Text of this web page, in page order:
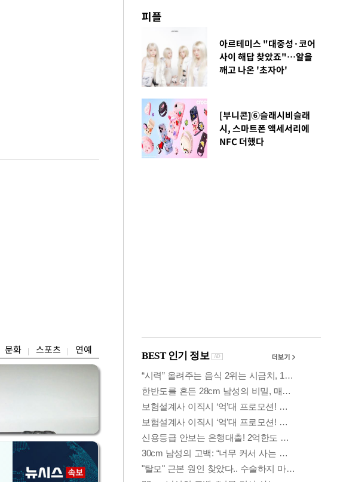
문화 스포츠 연예
피플
아르테미스 "대중성·코어
사이 해답 찾았죠"…알을
깨고 나온 '초자아'
[부니콘]⑥슬래시비슬래
시, 스마트폰 액세서리에
NFC 더했다